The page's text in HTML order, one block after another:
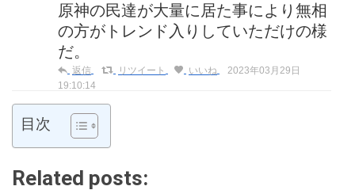
原神の民達が大量に居た事により無相
の方がトレンド入りしていただけの様
だ。
返信 リツイート いいね
2023年03月29日
19:10:14
目次
Related posts: